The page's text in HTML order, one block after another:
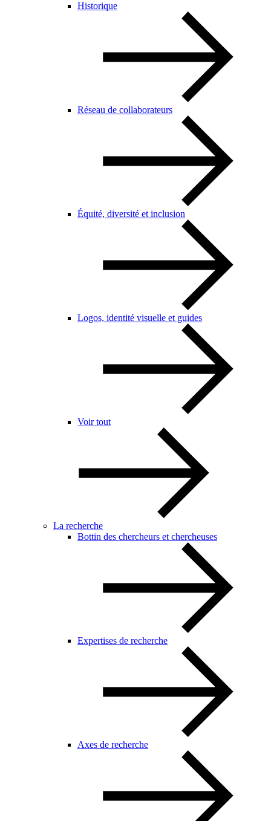
Historique
Réseau de collaborateurs
Équité, diversité et inclusion
Logos, identité visuelle et guides
Voir tout
La recherche
Bottin des chercheurs et chercheuses
Expertises de recherche
Axes de recherche